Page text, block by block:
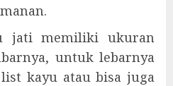
jati memiliki ukuran
untuk lebarnya
kayu atau bisa juga